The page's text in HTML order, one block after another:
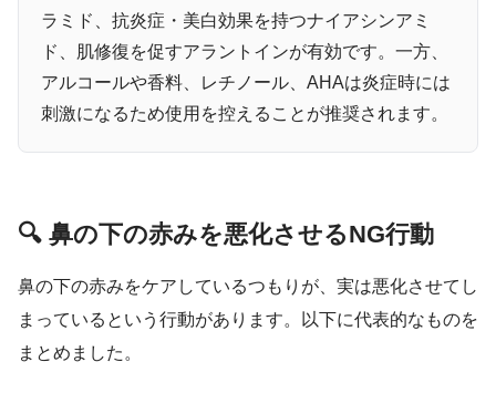
ラミド、抗炎症・美白効果を持つナイアシンアミ
ド、肌修復を促すアラントインが有効です。一方、
アルコールや香料、レチノール、AHAは炎症時には
刺激になるため使用を控えることが推奨されます。
🔍 鼻の下の赤みを悪化させるNG行動
鼻の下の赤みをケアしているつもりが、実は悪化させてし
まっているという行動があります。以下に代表的なものを
まとめました。